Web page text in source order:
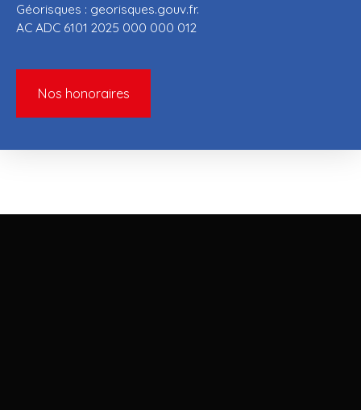
Géorisques : georisques.gouv.fr.
AC ADC 6101 2025 000 000 012
Nos honoraires